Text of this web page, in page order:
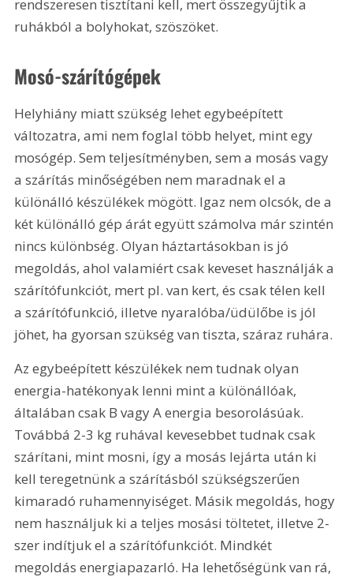
rendszeresen tisztítani kell, mert összegyűjtik a
ruhákból a bolyhokat, szöszöket.
Mosó-szárítógépek
Helyhiány miatt szükség lehet egybeépített
változatra, ami nem foglal több helyet, mint egy
mosógép. Sem teljesítményben, sem a mosás vagy
a szárítás minőségében nem maradnak el a
különálló készülékek mögött. Igaz nem olcsók, de a
két különálló gép árát együtt számolva már szintén
nincs különbség. Olyan háztartásokban is jó
megoldás, ahol valamiért csak keveset használják a
szárítófunkciót, mert pl. van kert, és csak télen kell
a szárítófunkció, illetve nyaralóba/üdülőbe is jól
jöhet, ha gyorsan szükség van tiszta, száraz ruhára.
Az egybeépített készülékek nem tudnak olyan
energia-hatékonyak lenni mint a különállóak,
általában csak B vagy A energia besorolásúak.
Továbbá 2-3 kg ruhával kevesebbet tudnak csak
szárítani, mint mosni, így a mosás lejárta után ki
kell teregetnünk a szárításból szükségszerűen
kimaradó ruhamennyiséget. Másik megoldás, hogy
nem használjuk ki a teljes mosási töltetet, illetve 2-
szer indítjuk el a szárítófunkciót. Mindkét
megoldás energiapazarló. Ha lehetőségünk van rá,